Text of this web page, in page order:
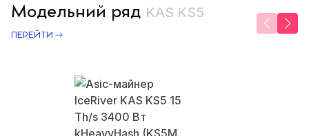
Модельний ряд KAS KS5
ПЕРЕЙТИ